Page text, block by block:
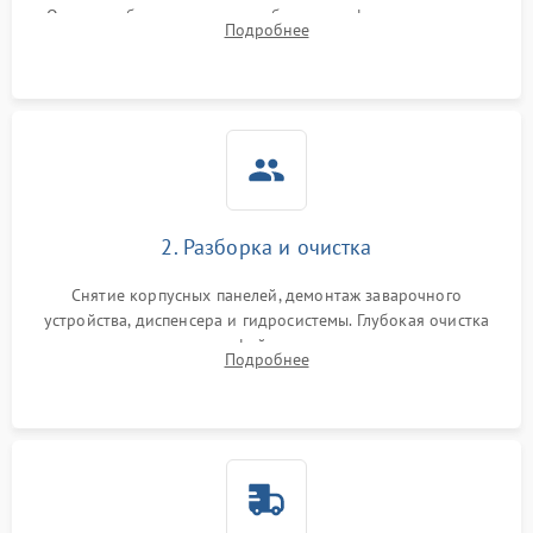
Оценка работы помпы, термоблока и кофемолки на слух.
Измерение температуры и давления воды для выявления
Подробнее
2. Разборка и очистка
Снятие корпусных панелей, демонтаж заварочного
устройства, диспенсера и гидросистемы. Глубокая очистка
внутренних узлов от кофейных масел, жмыха и накипи.
Промывка дренажных каналов и фильтров с использованием
Подробнее